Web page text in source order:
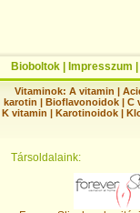
Bioboltok Impresszum
Vitaminok: A vitamin |
karotin | Bioflavonoidok | C
K vitamin | Karotinoidok |
Társoldalaink: